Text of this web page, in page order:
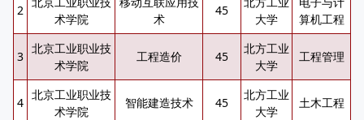
2
术学院
术
45
大学
算机工程
3
北京工业职业技
术学院
工程造价 45
北方工业
大学
工程管理
4
北京工业职业技
术学院
智能建造技术 45
北方工业
大学
土木工程